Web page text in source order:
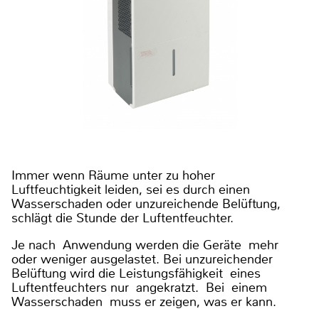
Immer wenn Räume unter zu hoher
Luftfeuchtigkeit leiden, sei es durch einen
Wasserschaden oder unzureichende Belüftung,
schlägt die Stunde der Luftentfeuchter.
Je nach Anwendung werden die Geräte mehr
oder weniger ausgelastet. Bei unzureichender
Belüftung wird die Leistungsfähigkeit eines
Luftentfeuchters nur angekratzt. Bei einem
Wasserschaden muss er zeigen, was er kann.